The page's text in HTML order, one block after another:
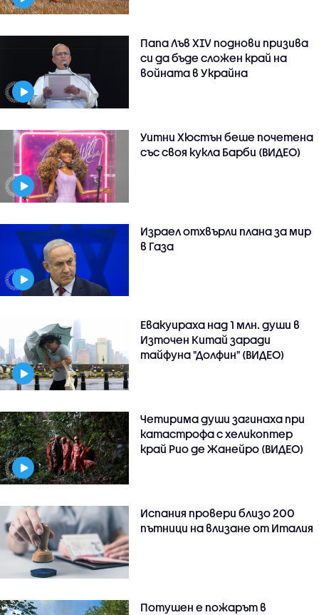
Папа Лъв XIV поднови призива
си да бъде сложен край на
войната в Украйна
Уитни Хюстън беше почетена
със своя кукла Барби (ВИДЕО)
Израел отхвърли плана за мир
в Газа
Евакуираха над 1 млн. души в
Източен Китай заради
тайфуна "Долфин" (ВИДЕО)
Четирима души загинаха при
катастрофа с хеликоптер
край Рио де Жанейро (ВИДЕО)
Испания провери близо 200
пътници на влизане от Италия
Потушен е пожарът в